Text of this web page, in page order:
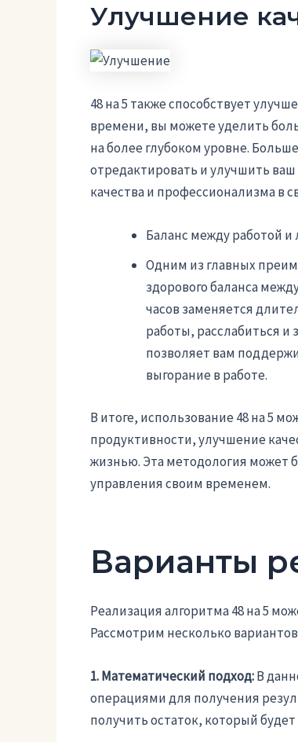
Улучшение
48 на 5 также способствует
времени, вы можете уделить
на более глубоком уровне.
отредактировать и улучшить
качества и профессионализма в
Баланс между работой
Одним из главных
здорового баланса
часов заменяется
работы, расслабиться
позволяет вам
выгорание в работе.
В итоге, использование 48 на 5
продуктивности, улучшение
жизнью. Эта методология может
управления своим временем.
Варианты
Реализация алгоритма 48 на 5
Рассмотрим несколько
1. Математический подход:В
операциями для получения
получить остаток, который